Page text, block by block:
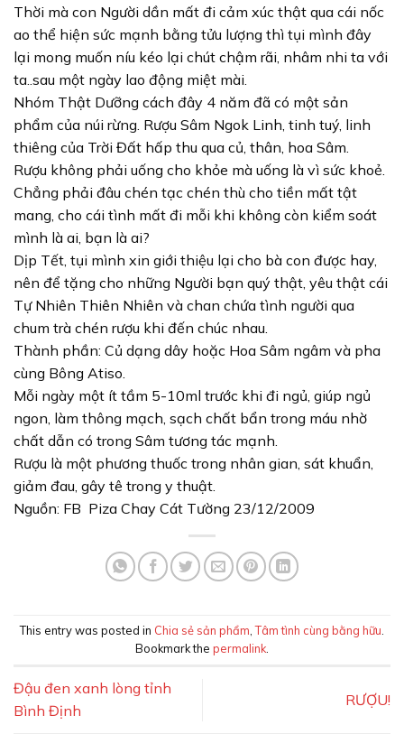
Thời mà con Người dần mất đi cảm xúc thật qua cái nốc
ao thể hiện sức mạnh bằng tửu lượng thì tụi mình đây
lại mong muốn níu kéo lại chút chậm rãi, nhâm nhi ta với
ta..sau một ngày lao động miệt mài.
Nhóm Thật Dưỡng cách đây 4 năm đã có một sản
phẩm của núi rừng. Rượu Sâm Ngok Linh, tinh tuý, linh
thiêng của Trời Đất hấp thu qua củ, thân, hoa Sâm.
Rượu không phải uống cho khỏe mà uống là vì sức khoẻ.
Chẳng phải đâu chén tạc chén thù cho tiền mất tật
mang, cho cái tình mất đi mỗi khi không còn kiểm soát
mình là ai, bạn là ai?
Dịp Tết, tụi mình xin giới thiệu lại cho bà con được hay,
nên để tặng cho những Người bạn quý thật, yêu thật cái
Tự Nhiên Thiên Nhiên và chan chứa tình người qua
chum trà chén rượu khi đến chúc nhau.
Thành phần: Củ dạng dây hoặc Hoa Sâm ngâm và pha
cùng Bông Atiso.
Mỗi ngày một ít tầm 5-10ml trước khi đi ngủ, giúp ngủ
ngon, làm thông mạch, sạch chất bẩn trong máu nhờ
chất dẫn có trong Sâm tương tác mạnh.
Rượu là một phương thuốc trong nhân gian, sát khuẩn,
giảm đau, gây tê trong y thuật.
Nguồn: FB Piza Chay Cát Tường 23/12/2009
This entry was posted in Chia sẻ sản phẩm,Tâm tình cùng bằng hữu.
Bookmark the permalink.
Đậu đen xanh lòng tỉnh
Bình Định
RƯỢU!